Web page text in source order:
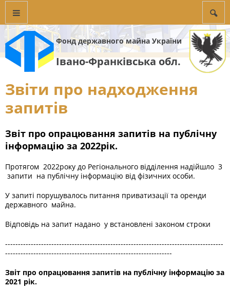
Фонд державного майна України
Івано-Франківська обл.
Звіти про надходження
запитів
Звіт про опрацювання запитів на публічну
інформацію за 2022рік.
Протягом 2022року до Регіонального відділення надійшло 3
запити на публічну інформацію від фізичних особи.
У запиті порушувалось питання приватизації та оренди
державного майна.
Відповідь на запит надано у встановлені законом строки
-------------------------------------------------------------------------------------
-----------------------------------------------------------------
Звіт про опрацювання запитів на публічну інформацію за
2021 рік.